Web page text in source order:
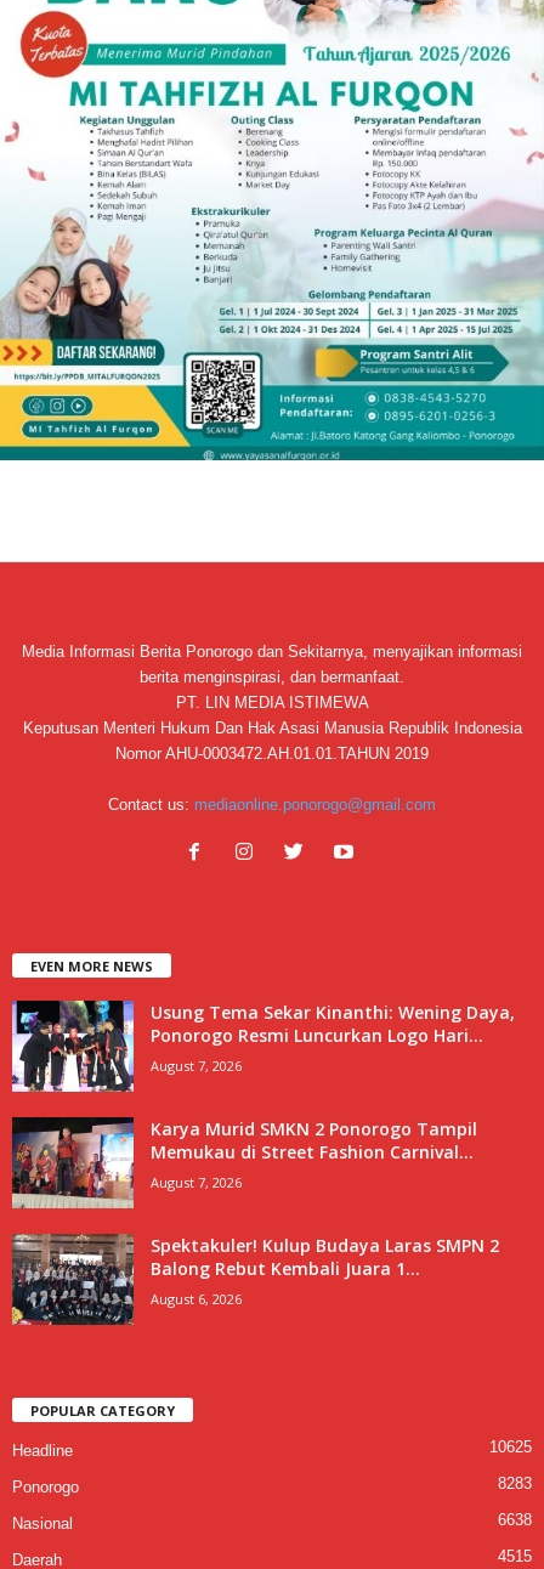
Media Informasi Berita Ponorogo dan Sekitarnya, menyajikan informasi
berita menginspirasi, dan bermanfaat.
PT. LIN MEDIA ISTIMEWA
Keputusan Menteri Hukum Dan Hak Asasi Manusia Republik Indonesia
Nomor AHU-0003472.AH.01.01.TAHUN 2019
Contact us: mediaonline.ponorogo@gmail.com
EVEN MORE NEWS
Usung Tema Sekar Kinanthi: Wening Daya,
Ponorogo Resmi Luncurkan Logo Hari...
August 7, 2026
Karya Murid SMKN 2 Ponorogo Tampil
Memukau di Street Fashion Carnival...
August 7, 2026
Spektakuler! Kulup Budaya Laras SMPN 2
Balong Rebut Kembali Juara 1...
August 6, 2026
POPULAR CATEGORY
Headline 10625
Ponorogo 8283
Nasional 6638
Daerah 4515